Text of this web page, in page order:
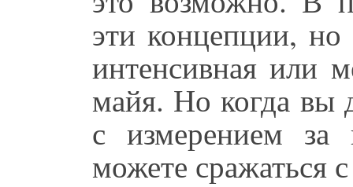
эти концепции, но
интенсивная или
майя. Но когда вы
с измерением за
можете сражаться